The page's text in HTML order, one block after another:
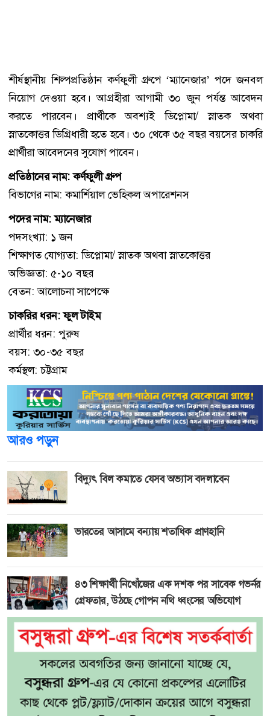
শীর্ষস্থানীয় শিল্পপ্রতিষ্ঠান কর্ণফুলী গ্রুপে ‘ম্যানেজার’ পদে জনবল
নিয়োগ দেওয়া হবে। আগ্রহীরা আগামী ৩০ জুন পর্যন্ত আবেদন
করতে পারবেন। প্রার্থীকে অবশ্যই ডিপ্লোমা/ স্নাতক অথবা
স্নাতকোত্তর ডিগ্রিধারী হতে হবে। ৩০ থেকে ৩৫ বছর বয়সের চাকরি
প্রার্থীরা আবেদনের সুযোগ পাবেন।
প্রতিষ্ঠানের নাম: কর্ণফুলী গ্রুপ
বিভাগের নাম: কমার্শিয়াল ভেহিকল অপারেশনস
পদের নাম: ম্যানেজার
পদসংখ্যা: ১ জন
শিক্ষাগত যোগ্যতা: ডিপ্লোমা/ স্নাতক অথবা স্নাতকোত্তর
অভিজ্ঞতা: ৫-১০ বছর
বেতন: আলোচনা সাপেক্ষে
চাকরির ধরন: ফুল টাইম
প্রার্থীর ধরন: পুরুষ
বয়স: ৩০-৩৫ বছর
কর্মস্থল: চট্টগ্রাম
আরও পড়ুন
বিদ্যুৎ বিল কমাতে যেসব অভ্যাস বদলাবেন
ভারতের আসামে বন্যায় শতাধিক প্রাণহানি
৪৩ শিক্ষার্থী নিখোঁজের এক দশক পর সাবেক গভর্নর
গ্রেফতার, উঠছে গোপন নথি ধ্বংসের অভিযোগ